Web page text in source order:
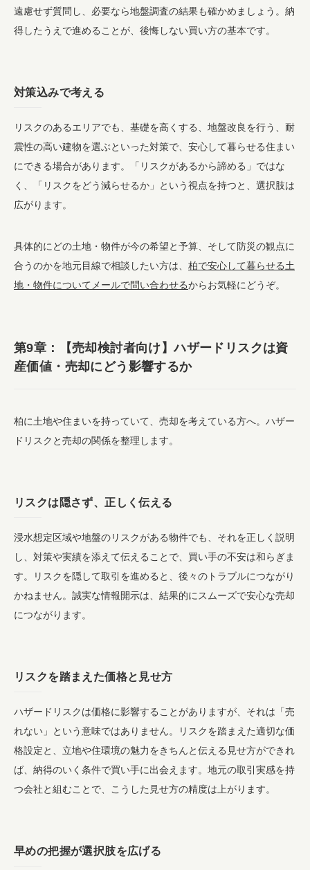
遠慮せず質問し、必要なら地盤調査の結果も確かめましょう。納
得したうえで進めることが、後悔しない買い方の基本です。
対策込みで考える
リスクのあるエリアでも、基礎を高くする、地盤改良を行う、耐
震性の高い建物を選ぶといった対策で、安心して暮らせる住まい
にできる場合があります。「リスクがあるから諦める」ではな
く、「リスクをどう減らせるか」という視点を持つと、選択肢は
広がります。
具体的にどの土地・物件が今の希望と予算、そして防災の観点に
合うのかを地元目線で相談したい方は、 柏で安心して暮らせる土
地・物件についてメールで問い合わせるからお気軽にどうぞ。
第9章：【売却検討者向け】ハザードリスクは資
産価値・売却にどう影響するか
柏に土地や住まいを持っていて、売却を考えている方へ。ハザー
ドリスクと売却の関係を整理します。
リスクは隠さず、正しく伝える
浸水想定区域や地盤のリスクがある物件でも、それを正しく説明
し、対策や実績を添えて伝えることで、買い手の不安は和らぎま
す。リスクを隠して取引を進めると、後々のトラブルにつながり
かねません。誠実な情報開示は、結果的にスムーズで安心な売却
につながります。
リスクを踏まえた価格と見せ方
ハザードリスクは価格に影響することがありますが、それは「売
れない」という意味ではありません。リスクを踏まえた適切な価
格設定と、立地や住環境の魅力をきちんと伝える見せ方ができれ
ば、納得のいく条件で買い手に出会えます。地元の取引実感を持
つ会社と組むことで、こうした見せ方の精度は上がります。
早めの把握が選択肢を広げる